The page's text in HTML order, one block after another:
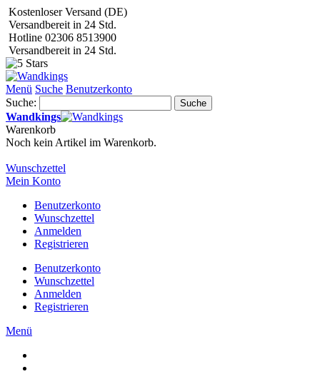
Kostenloser Versand (DE)
Versandbereit in 24 Std.
Hotline 02306 8513900
Versandbereit in 24 Std.
Menü Suche Benutzerkonto
Suche:
Suche
Wandkings
Warenkorb
Noch kein Artikel im Warenkorb.
Wunschzettel
Mein Konto
Benutzerkonto
Wunschzettel
Anmelden
Registrieren
Benutzerkonto
Wunschzettel
Anmelden
Registrieren
Menü